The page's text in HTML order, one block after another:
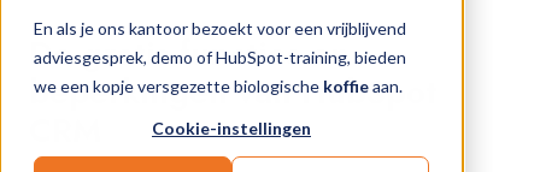
En als je ons kantoor bezoekt voor een vrijblijvend
adviesgesprek, demo of HubSpot-training, bieden
we een kopje versgezette biologische koffieaan.
Cookie-instellingen
De gratis functies en
beperkingen van HubSpot